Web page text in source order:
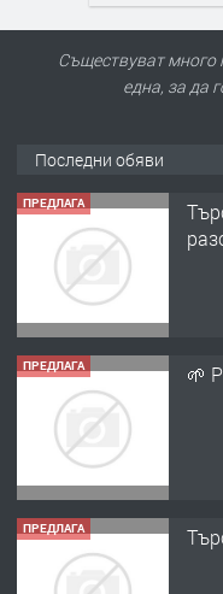
Съществуват
една, за да
Последни обяви
ПРЕДЛАГА 🌱
ПРЕДЛАГА
ПРЕДЛАГА